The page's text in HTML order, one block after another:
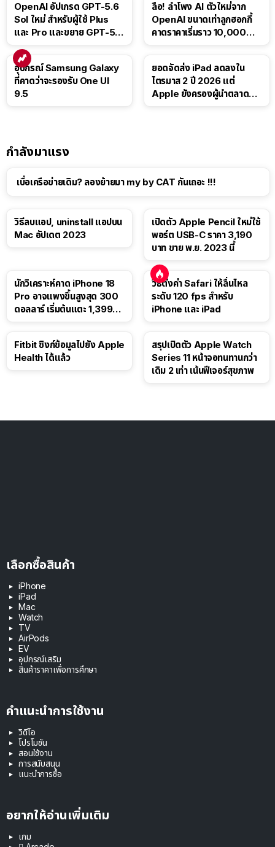
OpenAI อัปเกรด GPT-5.6
Sol ใหม่ สำหรับผู้ใช้ Plus
และ Pro และขยาย GPT-5.6
ลือ! ลำโพง AI ตัวใหม่จาก
OpenAI ขนาดเท่าลูกฮอกกี้
คาดราคาเริ่มราว 10,000
อุปกรณ์ Samsung Galaxy
ที่คาดว่าจะรองรับ One UI
9.5
ยอดจัดส่ง iPad ลดลงใน
ไตรมาส 2 ปี 2026 แต่
Apple ยังครองผู้นำตลาด
กำลังมาแรง
เบื่อเครือข่ายเดิม? ลองย้ายมา my by CAT กันเถอะ !!!
วิธีลบแอป, uninstall แอปบน
Mac อัปเดต 2023
เปิดตัว Apple Pencil ใหม่ใช้
พอร์ต USB-C ราคา 3,190
บาท ขาย พ.ย. 2023 นี้
นักวิเคราะห์คาด iPhone 18
Pro อาจแพงขึ้นสูงสุด 300
ดอลลาร์ เริ่มต้นแตะ 1,399
วิธีตั้งค่า Safari ให้ลื่นไหล
ระดับ 120 fps สำหรับ
iPhone และ iPad
Fitbit ซิงก์ข้อมูลไปยัง Apple
Health ได้แล้ว
สรุปเปิดตัว Apple Watch
Series 11 หน้าจอทนทานกว่า
เดิม 2 เท่า เน้นฟีเจอร์สุขภาพ
เลือกซื้อสินค้า
iPhone
iPad
Mac
Watch
TV
AirPods
EV
อุปกรณ์เสริม
สินค้าราคาเพื่อการศึกษา
คำแนะนำการใช้งาน
วิดีโอ
โปรโมชัน
สอนใช้งาน
การสนับสนุน
แนะนำการซื้อ
อยากให้อ่านเพิ่มเติม
เกม